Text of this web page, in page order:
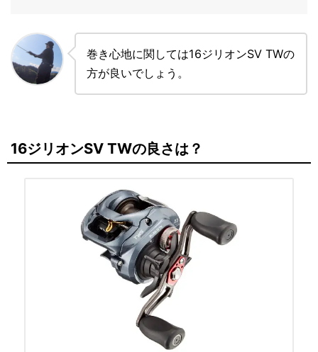
巻き心地に関しては16ジリオンSV TWの
方が良いでしょう。
16ジリオンSV TWの良さは？